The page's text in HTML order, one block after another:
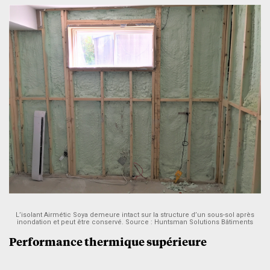
L’isolant Airmétic Soya demeure intact sur la structure d’un sous-sol après
inondation et peut être conservé. Source : Huntsman Solutions Bâtiments
Performance thermique supérieure